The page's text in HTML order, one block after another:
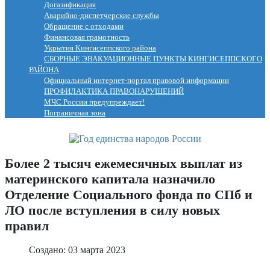
Догазификация
Аварийно-диспетчерские службы
Обращение с отходами
Финансовая грамотность
Укрытия Кингисеппского района
СБОРНЫЕ ЭВАКУАЦИОННЫЕ ПУНКТЫ КИНГИСЕППСКОГО
РАЙОНА
Официальный интернет-портал правовой информации
ПРОФИЛАКТИКА ПРАВОНАРУШЕНИЙ
МЧС России предупреждает!
Пограничная зона
Более 2 тысяч ежемесячных выплат из
материнского капитала назначило
Отделение Социального фонда по СПб и
ЛО после вступления в силу новых
правил
Создано: 03 марта 2023